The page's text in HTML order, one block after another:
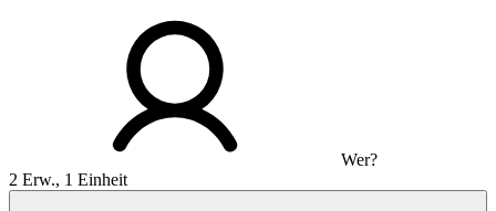
Wer?
2 Erw., 1 Einheit